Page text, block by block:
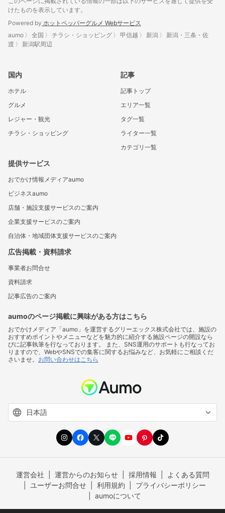
けたものを表示しています。
Powered by ホットペッパーグルメ Webサービス
aumo
全国 チラシ・ショッピング 甲信越 新潟
新潟・三条・佐
渡
新潟駅周辺
国内
ホテル
グルメ
レジャー・観光
チラシ・ショッピング
記事
記事トップ
エリア一覧
タグ一覧
ライター一覧
カテゴリ一覧
提供サービス
おでかけ情報メディアaumo
ビジネスaumo
店舗・施設支援サービスのご案内
企業支援サービスのご案内
自治体・地域団体支援サービスのご案内
広告掲載・資料請求
事業者お問合せ
資料請求
記事広告のご案内
aumoのページ掲載に興味がある方はこちら
おでかけメディア「aumo」を運営するグリーエックス株式会社では、施設の
おすすめポイントやメニューなどを魅力的に紹介する施設ページの開設なら
びに記事執筆を行なっております。 また、SNS運用のサポートも行なってお
りますので、WebやSNSでの集客に関するお悩みなど、お気軽にご相談くだ
さいませ。 お問い合わせはこちら
運営会社 運営からのお知らせ 採用情報
よくある質問
ユーザーお問合せ
利用規約
プライバシーポリシー
aumoについて